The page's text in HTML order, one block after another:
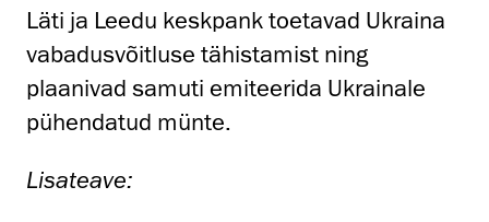
Läti ja Leedu keskpank toetavad Ukraina
vabadusvõitluse tähistamist ning
plaanivad samuti emiteerida Ukrainale
pühendatud münte.
Lisateave: